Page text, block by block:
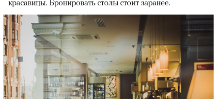
красавицы. Бронировать столы стоит заранее.